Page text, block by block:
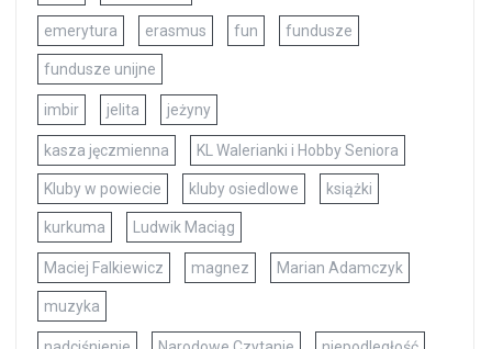
emerytura erasmus fun fundusze
fundusze unijne
imbir jelita jeżyny
kasza jęczmienna KL Walerianki i Hobby Seniora
Kluby w powiecie kluby osiedlowe książki
kurkuma Ludwik Maciąg
Maciej Falkiewicz magnez Marian Adamczyk
muzyka